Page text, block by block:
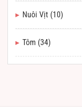
Nuôi Vịt (10)
Tôm (34)